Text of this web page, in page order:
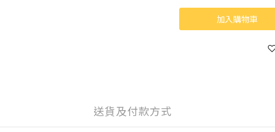
加入購物車
送貨及付款方式